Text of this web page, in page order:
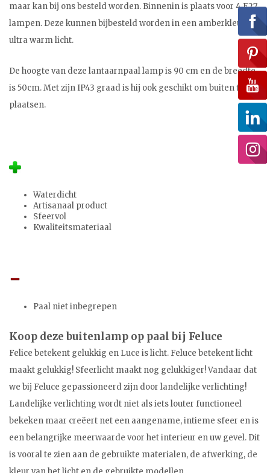
maar kan bij ons besteld worden. Binnenin is plaats voor 4 E27
lampen. Deze kunnen bijbesteld worden in een amberkleur en
ultra warm licht.
De hoogte van deze lantaarnpaal lamp is 90 cm en de breedte
is 50cm. Met zijn IP43 graad is hij ook geschikt om buiten te
plaatsen.
Waterdicht
Artisanaal product
Sfeervol
Kwaliteitsmateriaal
Paal niet inbegrepen
Koop deze buitenlamp op paal bij Feluce
Felice betekent gelukkig en Luce is licht. Feluce betekent licht
maakt gelukkig! Sfeerlicht maakt nog gelukkiger! Vandaar dat
we bij Feluce gepassioneerd zijn door landelijke verlichting!
Landelijke verlichting wordt niet als iets louter functioneel
bekeken maar creëert net een aangename, intieme sfeer en is
een belangrijke meerwaarde voor het interieur en uw gevel. Dit
is vooral te zien aan de gebruikte materialen, de afwerking, de